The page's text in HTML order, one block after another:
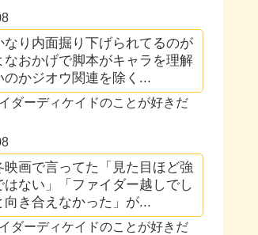
なり内面掘り下げられてるのが
なおかげで脚本がキャラを理解
のかジオウ関連を除く...
ダーディケイドのことが好きだ
映画で言ってた「見た目ほど強
はない」「ファイダー越しでし
向き合えなかった」が...
ダーディケイドのことが好きだ